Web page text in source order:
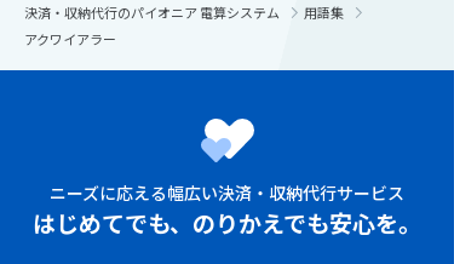
決済・収納代行のパイオニア 電算システム
用語集
アクワイアラー
ニーズに応える幅広い決済・収納代行サービス
はじめてでも、のりかえでも安心を。